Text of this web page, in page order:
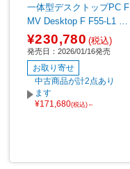
一体型デスクトップPC F
MV Desktop F F55-L1 ホ
ワイト ［23.8型 /Window
s11 Home /AMD Ryzen5
/メモリ：16GB /SSD：5
12GB /Microsoft 365 Per
sonal /2026年1月モデ
ル］
¥230,780 (税込)
発売日：2026/01/16発売
お取り寄せ
中古商品が計2点あり
ます
¥171,680(税込)～